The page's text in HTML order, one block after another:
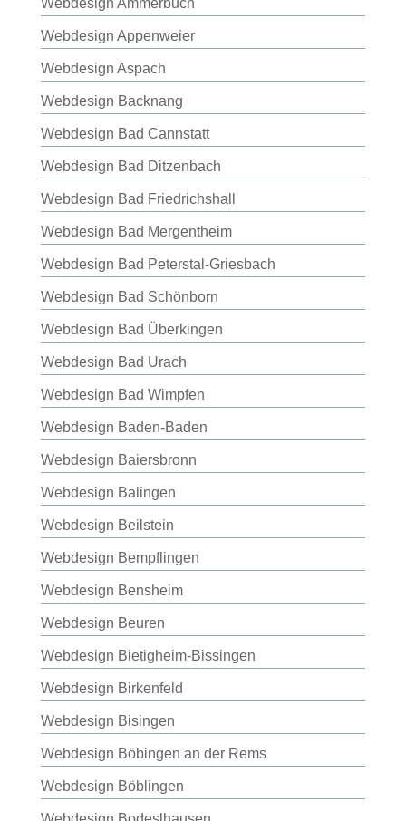
Webdesign Ammerbuch
Webdesign Appenweier
Webdesign Aspach
Webdesign Backnang
Webdesign Bad Cannstatt
Webdesign Bad Ditzenbach
Webdesign Bad Friedrichshall
Webdesign Bad Mergentheim
Webdesign Bad Peterstal-Griesbach
Webdesign Bad Schönborn
Webdesign Bad Überkingen
Webdesign Bad Urach
Webdesign Bad Wimpfen
Webdesign Baden-Baden
Webdesign Baiersbronn
Webdesign Balingen
Webdesign Beilstein
Webdesign Bempflingen
Webdesign Bensheim
Webdesign Beuren
Webdesign Bietigheim-Bissingen
Webdesign Birkenfeld
Webdesign Bisingen
Webdesign Böbingen an der Rems
Webdesign Böblingen